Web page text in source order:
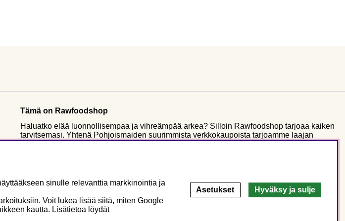
Tämä on Rawfoodshop
Haluatko elää luonnollisempaa ja vihreämpää arkea? Silloin Rawfoodshop tarjoaa kaiken
tarvitsemasi. Yhtenä Pohjoismaiden suurimmista verkkokaupoista tarjoamme laajan
valikoiman luomuraaka-aineita, ravintolisiä ja rawfoodia. Yli kymmenen vuoden jälkeen
sinulle relevanttia markkinointia ja
Voit lukea lisää siitä, miten Google
kautta. Lisätietoa löydät
Asetukset Hyväksy ja sulje